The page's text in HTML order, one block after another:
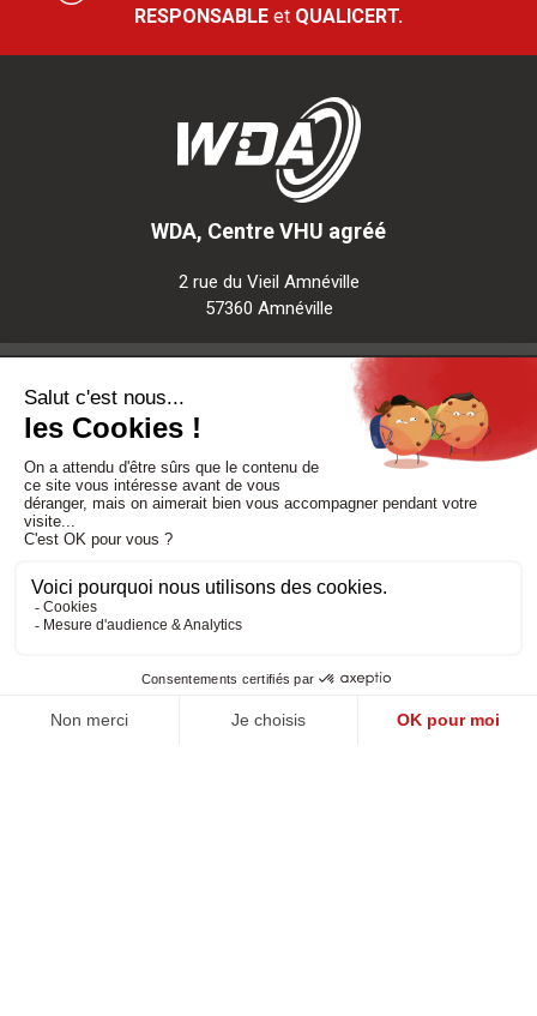
RESPONSABLE et QUALICERT.
WDA, Centre VHU agréé
2 rue du Vieil Amnéville
57360 Amnéville
Besoin d'aide
Politique de confidentialité- Mentions légales